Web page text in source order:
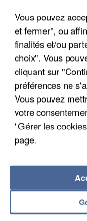
APRÈS TOUTES
DE FAUNE
L’UN DES
MAFIA
Vous pouvez
et fermer", ou
finalités et/ou
choix". Vous
cliquant sur
préférences ne
Vous pouvez
votre
"Gérer les
page.